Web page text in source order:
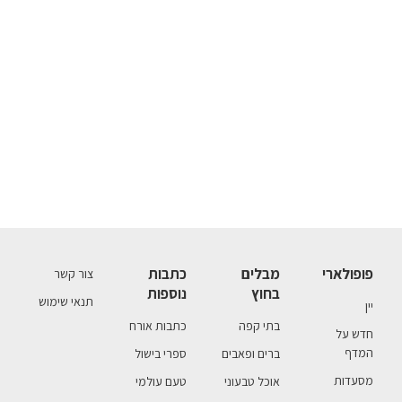
פופולארי
יין
חדש על
המדף
מסעדות
מבלים
בחוץ
בתי קפה
ברים ופאבים
אוכל טבעוני
כתבות
נוספות
כתבות אורח
ספרי בישול
טעם עולמי
צור קשר
תנאי שימוש